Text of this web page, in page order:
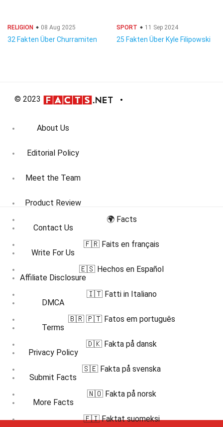
RELIGION 08 Aug 2025
32 Fakten Über Churramiten
SPORT 11 Sep 2024
25 Fakten Über Kyle Filipowski
© 2023
About Us
Editorial Policy
Meet the Team
Product Review
Contact Us
Write For Us
Affiliate Disclosure
DMCA
Terms
Privacy Policy
Submit Facts
More Facts
🌍 Facts
🇫🇷 Faits en français
🇪🇸 Hechos en Español
🇮🇹 Fatti in Italiano
🇧🇷 🇵🇹 Fatos em português
🇩🇰 Fakta på dansk
🇸🇪 Fakta på svenska
🇳🇴 Fakta på norsk
🇫🇮 Faktat suomeksi